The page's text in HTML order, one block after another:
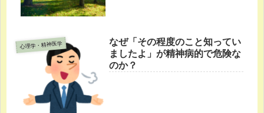
心理学・精神医学
なぜ「その程度のこと知ってい
ましたよ」が精神病的で危険な
のか？